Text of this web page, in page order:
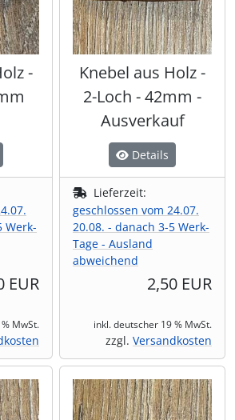
-
Werk-
EUR
MwSt.
Knebel aus Holz -
2-Loch - 42mm -
Ausverkauf
Details
Lieferzeit:
geschlossen vom 24.07.
20.08. - danach 3-5 Werk-
Tage - Ausland
abweichend
2,50 EUR
inkl. deutscher 19 % MwSt.
zzgl. Versandkosten
(6)
(22)
(47)
(7)
Dosen (8)
(56)
(16)
& Beile (166)
Kunstblut & Co
& Siegel
(30)
(2)
(5)
& Co
(4)
(31)
(22)
& Musikinstrumente (37)
(32)
(32)
(20)